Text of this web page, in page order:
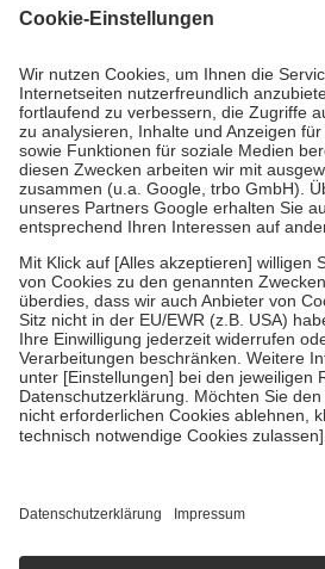
Grundsätzlich leisten Mitglieder
höchstens zehn Euro.
Es sind jedoch nie
Kosten der Leistung zu entrichten.
Diese Regeln gelten grundsätzlich auch
Bei Heilmitteln und häuslicher
Zuzahlung zehn Prozent der Kosten
Verordnung.
Um das Engagement der Versicherten für
stärken und die besondere Stellung der
fallenkeine Zuzahlungenan bei:
• Kindern und Jugendlichen bis zum
mit Ausnahme der Fahrkosten
• Untersuchungen zur Vorsorge und
GKV getragen werden
• empfohlenen Schutzimpfungen
• Harn- und Blutteststreifen
getroffen, um sicherzustellen, dass es
https://help.etrusted.com/hc/de/articles/